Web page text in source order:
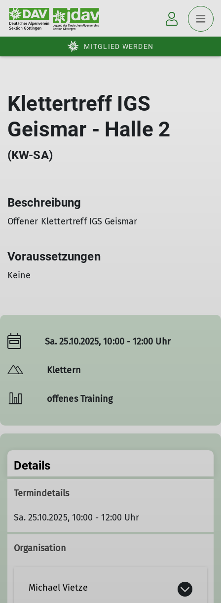
MITGLIED WERDEN
Klettertreff IGS
Geismar - Halle 2
(KW-SA)
Beschreibung
Offener Klettertreff IGS Geismar
Voraussetzungen
Keine
Sa. 25.10.2025, 10:00 - 12:00 Uhr
Klettern
offenes Training
Details
Termindetails
Sa. 25.10.2025, 10:00 - 12:00 Uhr
Organisation
Michael Vietze